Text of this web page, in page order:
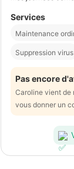
Services
Maintenance
Suppression virus
Pas encore
Caroline vient de
vous donner un